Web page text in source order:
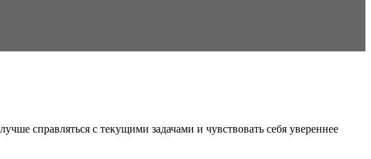
справляться с текущими задачами и чувствовать себя увереннее